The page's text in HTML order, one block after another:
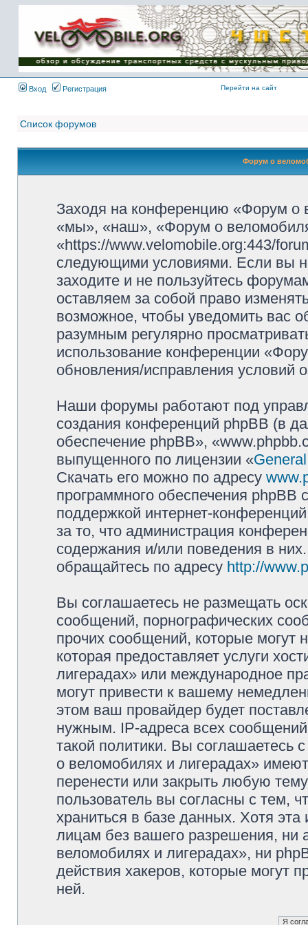
Имя пользователя:
Пароль:
{ LOG_ME_IN_SHORT
}
Вход
Регистрация Перейти на сайт
Список форумов
Форум о
Заходя на конференцию «Форум о
«мы», «наш», «Форум о
«https://www.velomobile.org:443/
следующими условиями. Если вы
заходите и не пользуйтесь
оставляем за собой право
возможное, чтобы уведомить вас
разумным регулярно
использование конференции
обновления/исправления условий
Наши форумы работают под
создания конференций phpBB (в
обеспечение phpBB»,
выпущенного по лицензии «
Скачать его можно по адресу
программного обеспечения phpBB
поддержкой интернет-
за то, что администрация
содержания и/или поведения в
обращайтесь по адресу http://
Вы соглашаетесь не размещать
сообщений, порнографических
прочих сообщений, которые могут
которая предоставляет услуги
лигерадах» или международное
могут привести к вашему
этом ваш провайдер будет
нужным. IP-адреса всех
такой политики. Вы
о веломобилях и лигерадах»
перенести или закрыть любую
пользователь вы согласны с тем,
храниться в базе данных. Хотя
лицам без вашего разрешения, ни
веломобилях и лигерадах», ни
действия хакеров, которые могут
ней.